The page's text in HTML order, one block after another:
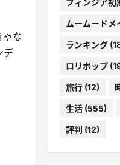
な
デ
ムームードメ
ランキング
ロリポップ
旅行(12)
生活(555)
評判 (12)